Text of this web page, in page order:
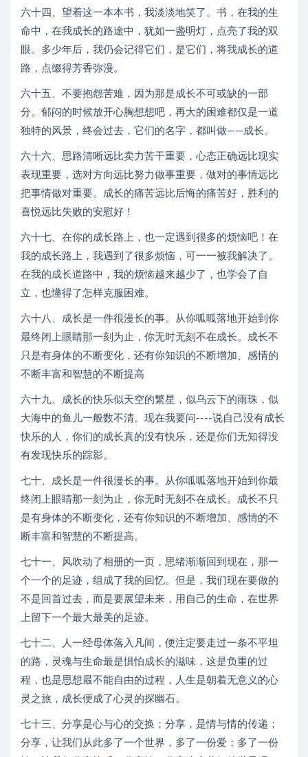
六十四、望着这一本本书，我淡淡地笑了。书，在我的生
命中，在我成长的路途中，犹如一盏明灯，点亮了我的双
眼。多少年后，我仍会记得它们，是它们，将我成长的道
路，点缀得芳香弥漫。
六十五、不要抱怨苦难，因为那是成长不可或缺的一部
分。郁闷的时候放开心胸想想吧，再大的困难都仅是一道
独特的风景，终会过去，它们的名字，都叫做——成长。
六十六、思路清晰远比卖力苦干重要，心态正确远比现实
表现重要，选对方向远比努力做事重要，做对的事情远比
把事情做对重要。成长的痛苦远比后悔的痛苦好，胜利的
喜悦远比失败的安慰好！
六十七、在你的成长路上，也一定遇到很多的烦恼吧！在
我的成长路上，我遇到了很多烦恼，可一一被我解决了。
在我的成长道路中，我的烦恼越来越少了，也学会了自
立，也懂得了怎样克服困难。
六十八、成长是一件很漫长的事。从你呱呱落地开始到你
最终闭上眼睛那一刻为止，你无时无刻不在成长。成长不
只是有身体的不断变化，还有你知识的不断增加、感情的
不断丰富和智慧的不断提高
六十九、成长的快乐似天空的繁星，似乌云下的雨珠，似
大海中的鱼儿一般数不清。现在我要问----说自己没有成长
快乐的人，你们的成长真的没有快乐，还是你们无知得没
有发现快乐的踪影。
七十、成长是一件很漫长的事。从你呱呱落地开始到你最
终闭上眼睛那一刻为止，你无时无刻不在成长。成长不只
是有身体的不断变化，还有你知识的不断增加、感情的不
断丰富和智慧的不断提高。
七十一、风吹动了相册的一页，思绪渐渐回到现在，那一
个一个的足迹，组成了我的回忆。但是，我们现在要做的
不是回首过去，而是要展望未来，用自己的生命，在世界
上留下一个最大最美的足迹。
七十二、人一经母体落入凡间，便注定要走过一条不平坦
的路，灵魂与生命最是惧怕成长的滋味，这是负重的过
程，也是思想最不能自由的过程，人生是朝着无意义的心
灵之旅，成长便成了心灵的探幽石。
七十三、分享是心与心的交换；分享，是情与情的传递；
分享，让我们从此多了一个世界，多了一份爱；多了一份